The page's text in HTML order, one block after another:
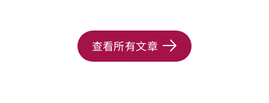
查看所有文章